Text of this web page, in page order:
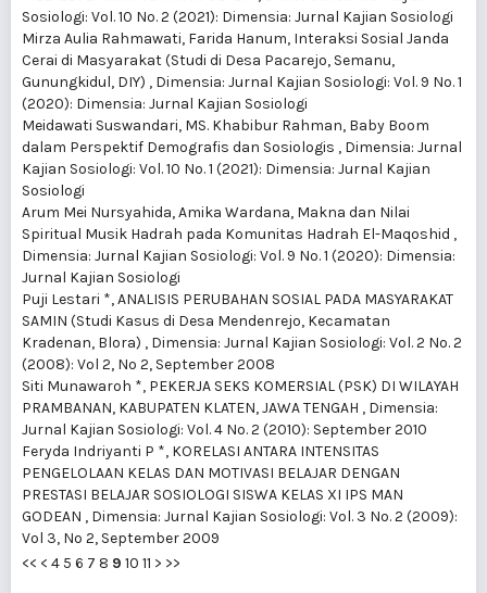
Sosiologi: Vol. 10 No. 2 (2021): Dimensia: Jurnal Kajian Sosiologi
Mirza Aulia Rahmawati, Farida Hanum, Interaksi Sosial Janda
Cerai di Masyarakat (Studi di Desa Pacarejo, Semanu,
Gunungkidul, DIY) , Dimensia: Jurnal Kajian Sosiologi: Vol. 9 No. 1
(2020): Dimensia: Jurnal Kajian Sosiologi
Meidawati Suswandari, MS. Khabibur Rahman, Baby Boom
dalam Perspektif Demografis dan Sosiologis , Dimensia: Jurnal
Kajian Sosiologi: Vol. 10 No. 1 (2021): Dimensia: Jurnal Kajian
Sosiologi
Arum Mei Nursyahida, Amika Wardana, Makna dan Nilai
Spiritual Musik Hadrah pada Komunitas Hadrah El-Maqoshid ,
Dimensia: Jurnal Kajian Sosiologi: Vol. 9 No. 1 (2020): Dimensia:
Jurnal Kajian Sosiologi
Puji Lestari *,ANALISIS PERUBAHAN SOSIAL PADA MASYARAKAT
SAMIN (Studi Kasus di Desa Mendenrejo, Kecamatan
Kradenan, Blora) , Dimensia: Jurnal Kajian Sosiologi: Vol. 2 No. 2
(2008): Vol 2, No 2, September 2008
Siti Munawaroh *, PEKERJA SEKS KOMERSIAL (PSK) DI WILAYAH
PRAMBANAN, KABUPATEN KLATEN, JAWA TENGAH , Dimensia:
Jurnal Kajian Sosiologi: Vol. 4 No. 2 (2010): September 2010
Feryda Indriyanti P *, KORELASI ANTARA INTENSITAS
PENGELOLAAN KELAS DAN MOTIVASI BELAJAR DENGAN
PRESTASI BELAJAR SOSIOLOGI SISWA KELAS XI IPS MAN
GODEAN , Dimensia: Jurnal Kajian Sosiologi: Vol. 3 No. 2 (2009):
Vol 3, No 2, September 2009
<< < 4 5 6 7 8 9 10 11 > >>